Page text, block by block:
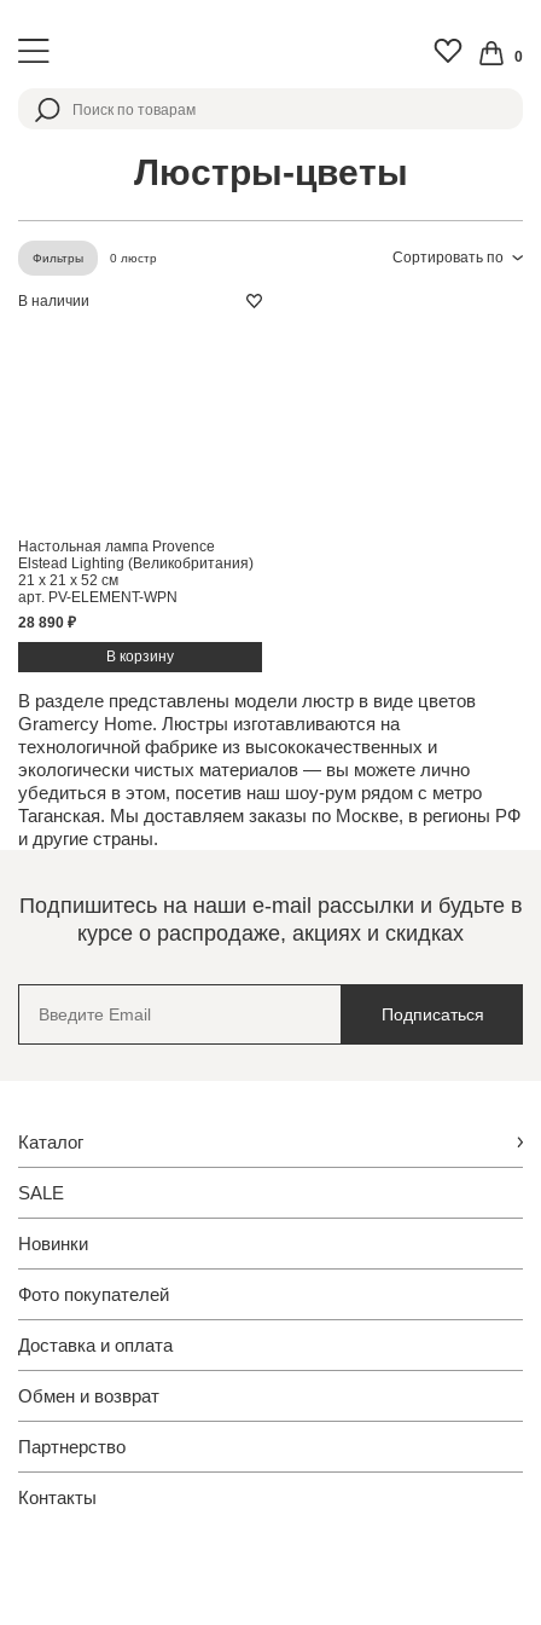
0
Люстры-цветы
Сортировать по
Фильтры 0 люстр
В наличии
Настольная лампа Provence
Elstead Lighting (Великобритания)
21 x 21 x 52 см
арт. PV-ELEMENT-WPN
28 890 ₽
В разделе представлены модели люстр в виде цветов
Gramercy Home. Люстры изготавливаются на
технологичной фабрике из высококачественных и
экологически чистых материалов — вы можете лично
убедиться в этом, посетив наш шоу-рум рядом с метро
Таганская. Мы доставляем заказы по Москве, в регионы РФ
и другие страны.
Подпишитесь на наши e-mail рассылки и будьте в
курсе о распродаже, акциях и скидках
Подписаться
Каталог
SALE
Новинки
Фото покупателей
Доставка и оплата
Обмен и возврат
Партнерство
Контакты